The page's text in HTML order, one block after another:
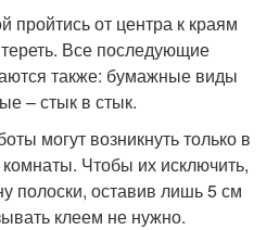
пройтись от центра к краям
Все последующие
также: бумажные виды
– стык в стык.
могут возникнуть только в
комнаты. Чтобы их исключить,
полоски, оставив лишь 5 см
клеем не нужно.